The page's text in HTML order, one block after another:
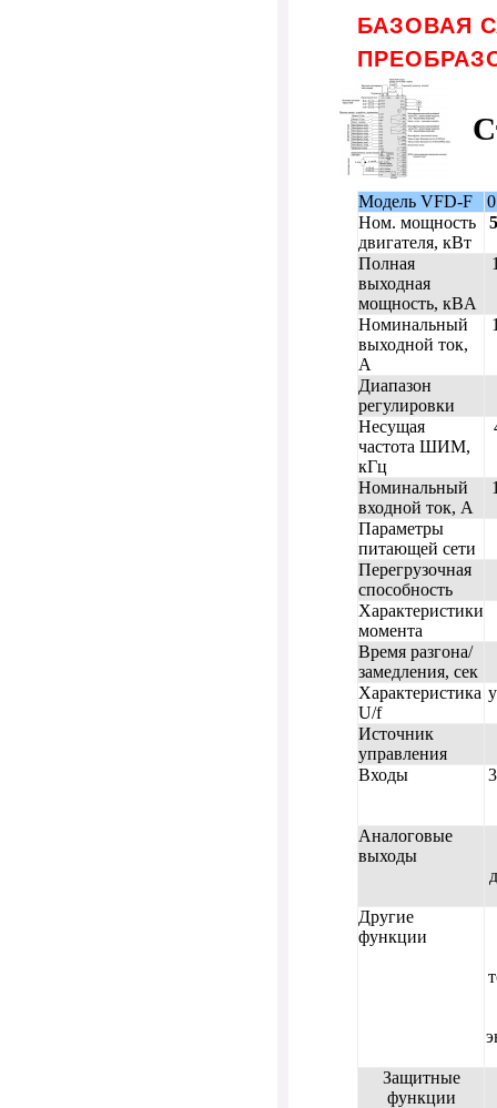
БАЗОВАЯ
Модель VFD-F
Ном. мощность
двигателя, кВт
Полная
выходная
мощность, кВA
Номинальный
выходной ток,
A
Диапазон
регулировки
Несущая
частота ШИМ,
кГц
Номинальный
входной ток, A
Параметры
питающей сети
Перегрузочная
способность
Характеристики
момента
Время разгона/
замедления, сек
Характеристика
U/f
Источник
управления
Входы
Аналоговые
выходы
Другие
функции
Защитные
функции